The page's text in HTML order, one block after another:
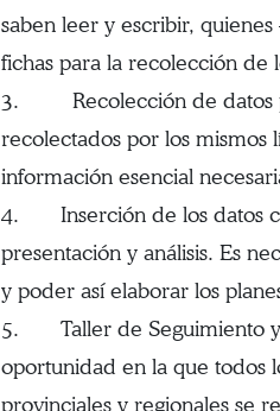
saben leer y escribir,
fichas para la recolección de
3. Recolección de datos
recolectados por los mismos
información esencial
4. Inserción de los datos
presentación y análisis. Es
y poder así elaborar los
5. Taller de Seguimiento y
oportunidad en la que todos
provinciales y regionales se